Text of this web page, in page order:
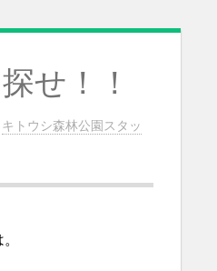
せ！！
キトウシ森林公園スタッ